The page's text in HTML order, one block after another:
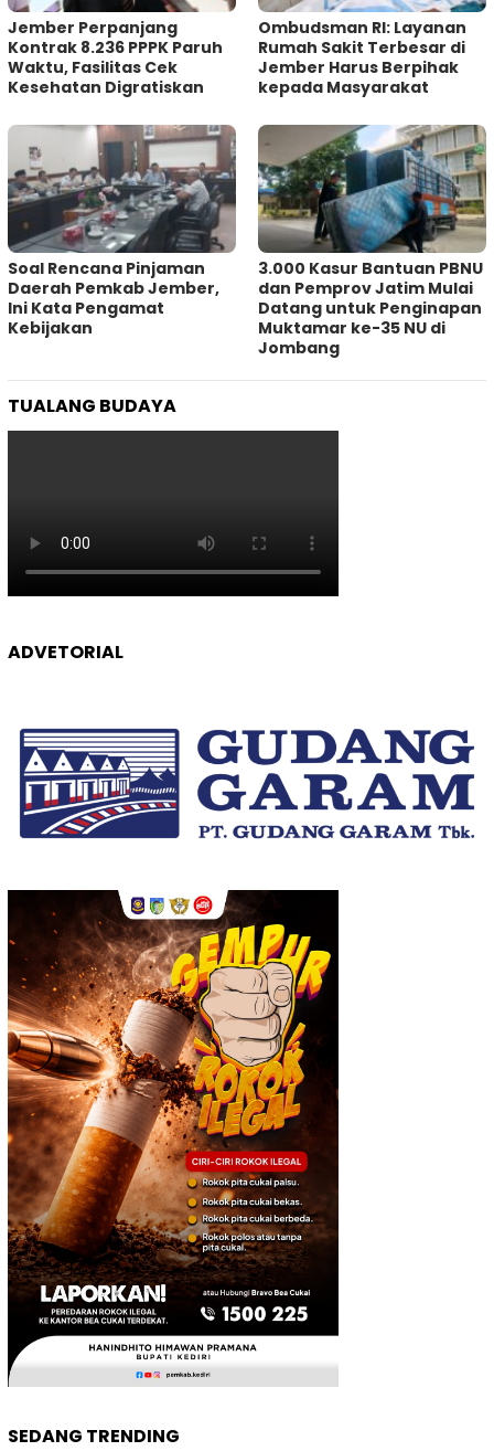
Jember Perpanjang
Kontrak 8.236 PPPK Paruh
Waktu, Fasilitas Cek
Kesehatan Digratiskan
Ombudsman RI: Layanan
Rumah Sakit Terbesar di
Jember Harus Berpihak
kepada Masyarakat
‎Soal Rencana Pinjaman
Daerah Pemkab Jember,
Ini Kata Pengamat
Kebijakan ‎
3.000 Kasur Bantuan PBNU
dan Pemprov Jatim Mulai
Datang untuk Penginapan
Muktamar ke-35 NU di
Jombang
TUALANG BUDAYA
ADVETORIAL
SEDANG TRENDING